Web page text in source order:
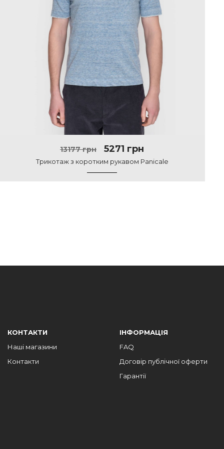
13177 грн 5271 грн
Трикотаж з коротким рукавом Panicale
КОНТАКТИ
Наші магазини
Контакти
ІНФОРМАЦІЯ
FAQ
Договір публічної оферти
Гарантії